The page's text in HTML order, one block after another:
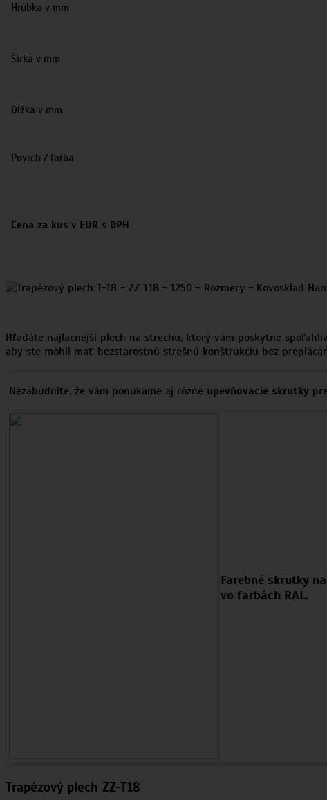
Hrúbka v mm
Šírka v mm
Dĺžka v mm
Povrch / farba
Cena za kus v EUR s DPH
Hľadáte najlacnejší plech na strechu, ktorý vám poskytne
aby ste mohli mať bezstarostnú strešnú konštrukciu bez
Nezabudnite, že vám ponúkame aj rôzne upevňovacie skrutky
Farebné skrutky
vo farbách RAL.
Trapézový plech ZZ-T18